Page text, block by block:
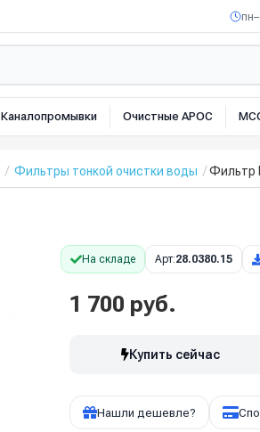
Каналопромывки Очистные АРОС
Фильтры тонкой очистки воды Фильтр
На складе Арт:28.0380.15
1 700 руб.
Купить сейчас
Нашли дешевле?